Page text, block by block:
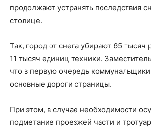
продолжают устранять последствия
столице.
Так, город от снега убирают 65 тысяч
11 тысяч единиц техники.
что в первую очередь
основные дороги страницы.
При этом, в случае необходимости
подметание проезжей части и